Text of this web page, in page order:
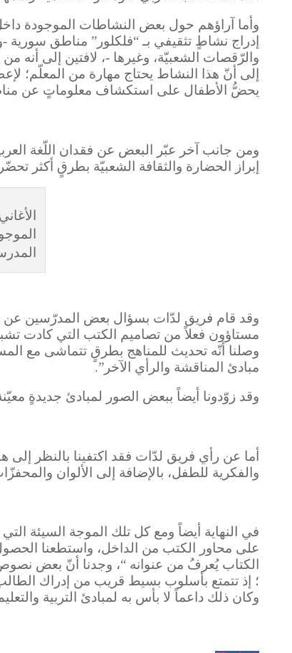
وأما آراؤهم حول بعض النشاطات الموجودة
إدراج نشاطٍ تثقيفي بـ “فلكلور” مناطق
والرّقصات الشعبيّة، وغيرها -، لافتين إلى أنه
إلى أنّ هذا النشاط يحتاج مهارة من المعلّم؛
يحضُّ الأطفال على استكشاف معلوماتٍ عن
ومن جانب آخر عبّر البعض عن فقدان اللّغة
إبراز الحضارة والثقافة الشعبيّة بطرقٍ أكثر
وقد قام فريق لدّات بسؤال بعض المدرّسين عن
مستاؤون فعلاً من تصاميم الكتب التي كادت
وصلنا أنّه تحديث للمناهج بطرقٍ تتماشى مع
مبادئ المناقشة والرأي الآخر”.
وقد زوّدونا أيضاً ببعض الصور لمبادئ جديدةٍ
أما عن رأي فريق لدّات فقد اكتفينا بالنظر إلى
والفكرية للطفل، بالإضافة إلى الألوان
في النهاية أيضاً ومع كل تلك الموجة السيئة
على محاور الكتب من الداخل، واستطعنا
الكتاب يُعرفُ من عنوانه “، وجدنا أنّ بعض
؛ إذ تتمتع بأسلوب بسيط قريب من إدراك
وكان ذلك داعماً لا بأس به لمبادئ التربية